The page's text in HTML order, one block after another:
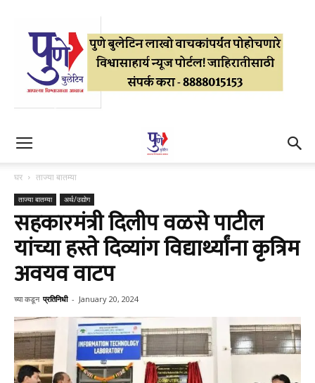
घर ताज्या बातम्या
ताज्या बातम्या अर्थ/उद्योग
सहकारमंत्री दिलीप वळसे पाटील
यांच्या हस्ते दिव्यांग विद्यार्थ्यांना कृत्रिम
अवयव वाटप
च्या कडून प्रतिनिधी - January 20, 2024